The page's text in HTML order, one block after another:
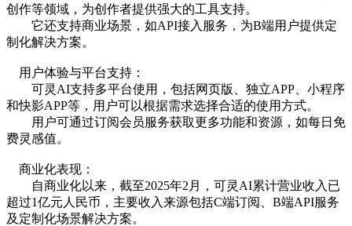
创作等领域，为创作者提供强大的工具支持。
它还支持商业场景，如API接入服务，为B端用户提供定
制化解决方案。
用户体验与平台支持：
可灵AI支持多平台使用，包括网页版、独立APP、小程序
和快影APP等，用户可以根据需求选择合适的使用方式。
用户可通过订阅会员服务获取更多功能和资源，如每日免
费灵感值。
商业化表现：
自商业化以来，截至2025年2月，可灵AI累计营业收入已
超过1亿元人民币，主要收入来源包括C端订阅、B端API服务
及定制化场景解决方案。